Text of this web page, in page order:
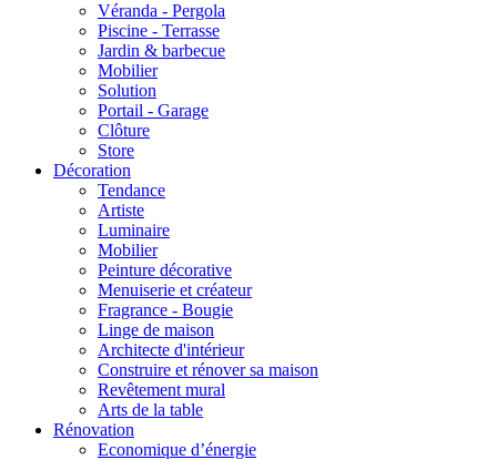
Véranda - Pergola
Piscine - Terrasse
Jardin & barbecue
Mobilier
Solution
Portail - Garage
Clôture
Store
Décoration
Tendance
Artiste
Luminaire
Mobilier
Peinture décorative
Menuiserie et créateur
Fragrance - Bougie
Linge de maison
Architecte d'intérieur
Construire et rénover sa maison
Revêtement mural
Arts de la table
Rénovation
Economique d’énergie